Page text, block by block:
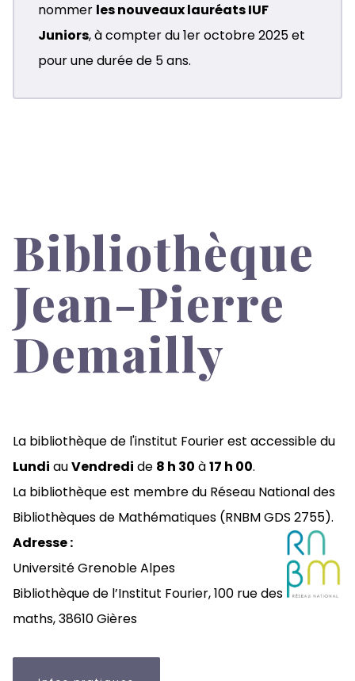
nommer les nouveaux lauréats IUF
Juniors, à compter du 1er octobre 2025 et
pour une durée de 5 ans.
Bibliothèque
Jean-Pierre
Demailly
La bibliothèque de l'institut Fourier est accessible du
Lundi auVendredi de 8 h 30 à17 h 00.
La bibliothèque est membre du Réseau National des
Bibliothèques de Mathématiques (RNBM GDS 2755).
Adresse :
Université Grenoble Alpes
Bibliothèque de l’Institut Fourier,100 rue des
maths,38610 Gières